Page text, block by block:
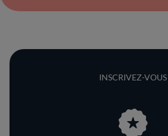
INSCRIVEZ-VOUS